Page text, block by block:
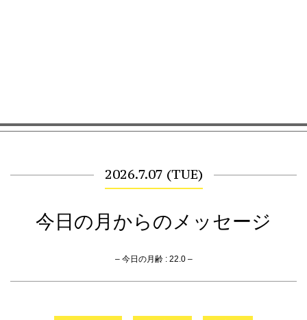
2026.7.07 (TUE)
今日の月からのメッセージ
– 今日の月齢 : 22.0 –